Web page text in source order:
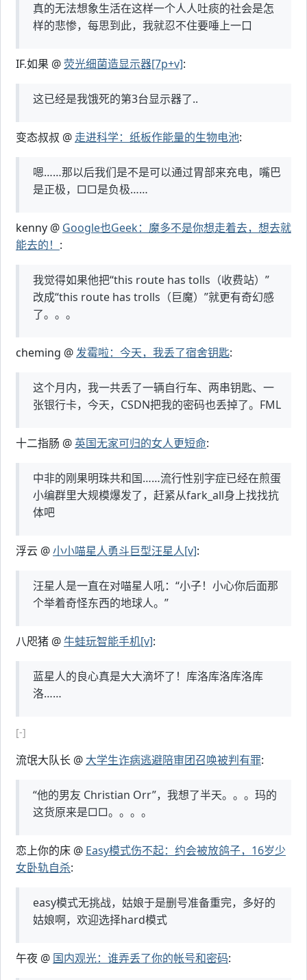
真的无法想象生活在这样一个人人吐痰的社会是怎
样的悲惨，每思到此，我就忍不住要唾上一口
IF.如果 @ 荧光细菌造显示器[7p+v]:
这已经是我饿死的第3台显示器了..
变态叔叔 @ 走进科学：纸板作能量的生物电池:
嗯……那以后我们是不是可以通过胃部来充电，嘴巴
是正极，□□是负极……
kenny @ Google也Geek：魔多不是你想走着去，想去就
能去的！ :
我觉得如果他把“this route has tolls（收费站）”
改成“this route has trolls（巨魔）”就更有奇幻感
了。。。
cheming @发霉啦：今天，我丢了宿舍钥匙:
这个月内，我一共丢了一辆自行车、两串钥匙、一
张银行卡，今天，CSDN把我的密码也丢掉了。FML
十二指肠 @ 英国无家可归的女人更短命:
中非的刚果明珠共和国……流行性别字症已经在煎蛋
小编群里大规模爆发了，赶紧从fark_all身上找找抗
体吧
浮云 @小小喵星人勇斗巨型汪星人[v]:
汪星人是一直在对喵星人吼：“小子！小心你后面那
个举着奇怪东西的地球人。”
八咫猪 @牛蛙玩智能手机[v]:
蓝星人的良心真是大大滴坏了！库洛库洛库洛库
洛……
[-]
流氓大队长 @ 大学生诈病逃避陪审团召唤被判有罪:
“他的男友 Christian Orr”，我想了半天。。。玛的
这货原来是□□。。。。
恋上你的床 @ Easy模式伤不起：约会被放鸽子，16岁少
女卧轨自杀:
easy模式无挑战，姑娘于是删号准备重完，多好的
姑娘啊，欢迎选择hard模式
午夜 @ 国内观光：谁弄丢了你的帐号和密码: